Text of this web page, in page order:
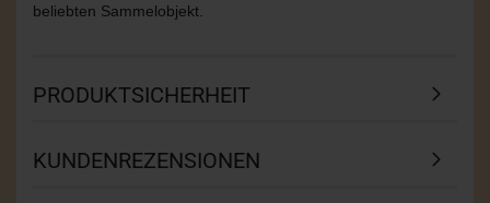
beliebten Sammelobjekt.
PRODUKTSICHERHEIT
KUNDENREZENSIONEN